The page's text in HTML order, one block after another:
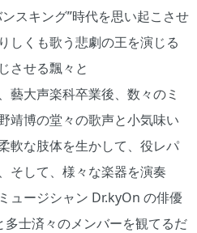
スキング”時代を思い起こさせ
しくも歌う悲劇の王を演じる
させる飄々と
藝大声楽科卒業後、数々のミ
靖博の堂々の歌声と小気味い
軟な肢体を生かして、役レパ
そして、様々な楽器を演奏
ュージシャン Dr.kyOn の俳優
士済々のメンバーを観てるだ